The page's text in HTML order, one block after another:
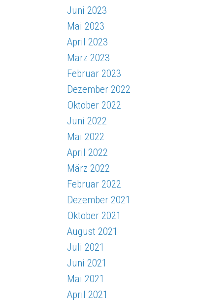
Juni 2023
Mai 2023
April 2023
März 2023
Februar 2023
Dezember 2022
Oktober 2022
Juni 2022
Mai 2022
April 2022
März 2022
Februar 2022
Dezember 2021
Oktober 2021
August 2021
Juli 2021
Juni 2021
Mai 2021
April 2021